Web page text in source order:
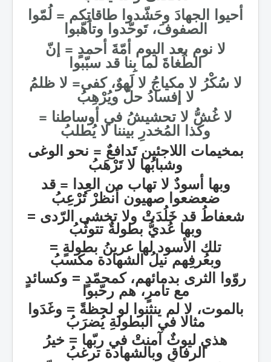
أحيوا الجهادَ وحَشّدوا طاقاتِكم = لُمّوا
الصفوفَ، تَوحّدوا وتأهّبوا
لا نوم بعد اليوم أمّةَ أحمدٍ = إنّ
الطُغاةَ لما بِنا قد سبّبوا
لا سُكْرُ لا مكياجُ لا لَهوٌ، كفى= لا ظلمُ
لا إفسادُ حلّ ويُرْهِبُ
لا غُشُّ لا تحشيشُ في أوساطنا =
وكذا المُخدرِ بيننا لا يُطلبُ
بمخيمات اللاجئين تَدافعٌ = نحو الوغى
وشبابُها لا تَرْهَبُ
وبها أسودٌ لا تهاب من العِدا = قد
ضعضعوا صهيون أنظرْ تُرْعِبُ
شعفاطُ قد خَلُدَتْ ولا تخشى الرّدى =
وبها عُديُّ بطولةٌ تتوثّبُ
تلك الأسود لها عرينُ بطولةٍ =
وبعُرفِهم نيلُ الشهادة مكسبُ
روّوا الثرى بدمائهم، كمحمّدٍ = وكسائدٍ
مع تامرٍ، هم رحّبوا
بالموت، لا لم ينثنوا لو لحظةً = وغَدَوا
مثالا في البطولةِ يُضرَبُ
هذي ليوثٌ آمنتْ في ربّها = خيرُ
الرفاقِ وبالشهادة ترغبُ